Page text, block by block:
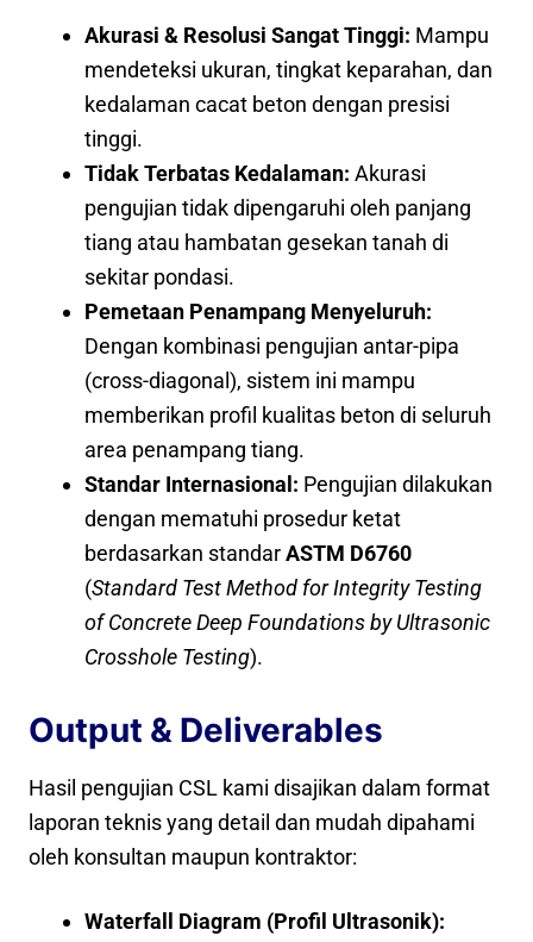
Akurasi & Resolusi Sangat Tinggi: Mampu
mendeteksi ukuran, tingkat keparahan, dan
kedalaman cacat beton dengan presisi
tinggi.
Tidak Terbatas Kedalaman: Akurasi
pengujian tidak dipengaruhi oleh panjang
tiang atau hambatan gesekan tanah di
sekitar pondasi.
Pemetaan Penampang Menyeluruh:
Dengan kombinasi pengujian antar-pipa
(cross-diagonal), sistem ini mampu
memberikan profil kualitas beton di seluruh
area penampang tiang.
Standar Internasional: Pengujian dilakukan
dengan mematuhi prosedur ketat
berdasarkan standarASTM D6760
(Standard Test Method for Integrity Testing
of Concrete Deep Foundations by Ultrasonic
Crosshole Testing).
Output & Deliverables
Hasil pengujian CSL kami disajikan dalam format
laporan teknis yang detail dan mudah dipahami
oleh konsultan maupun kontraktor:
Waterfall Diagram (Profil Ultrasonik):